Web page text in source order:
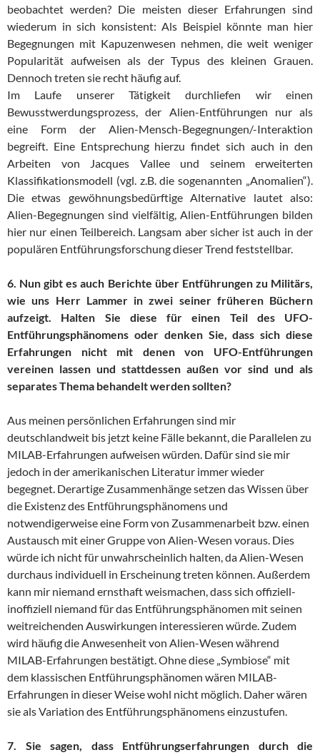
beobachtet werden? Die meisten dieser Erfahrungen sind
wiederum in sich konsistent: Als Beispiel könnte man hier
Begegnungen mit Kapuzenwesen nehmen, die weit weniger
Popularität aufweisen als der Typus des kleinen Grauen.
Dennoch treten sie recht häufig auf.
Im Laufe unserer Tätigkeit durchliefen wir einen
Bewusstwerdungsprozess, der Alien-Entführungen nur als
eine Form der Alien-Mensch-Begegnungen/-Interaktion
begreift. Eine Entsprechung hierzu findet sich auch in den
Arbeiten von Jacques Vallee und seinem erweiterten
Klassifikationsmodell (vgl. z.B. die sogenannten „Anomalien“).
Die etwas gewöhnungsbedürftige Alternative lautet also:
Alien-Begegnungen sind vielfältig, Alien-Entführungen bilden
hier nur einen Teilbereich. Langsam aber sicher ist auch in der
populären Entführungsforschung dieser Trend feststellbar.
6. Nun gibt es auch Berichte über Entführungen zu Militärs,
wie uns Herr Lammer in zwei seiner früheren Büchern
aufzeigt. Halten Sie diese für einen Teil des UFO-
Entführungsphänomens oder denken Sie, dass sich diese
Erfahrungen nicht mit denen von UFO-Entführungen
vereinen lassen und stattdessen außen vor sind und als
separates Thema behandelt werden sollten?
Aus meinen persönlichen Erfahrungen sind mir
deutschlandweit bis jetzt keine Fälle bekannt, die Parallelen zu
MILAB-Erfahrungen aufweisen würden. Dafür sind sie mir
jedoch in der amerikanischen Literatur immer wieder
begegnet. Derartige Zusammenhänge setzen das Wissen über
die Existenz des Entführungsphänomens und
notwendigerweise eine Form von Zusammenarbeit bzw. einen
Austausch mit einer Gruppe von Alien-Wesen voraus. Dies
würde ich nicht für unwahrscheinlich halten, da Alien-Wesen
durchaus individuell in Erscheinung treten können. Außerdem
kann mir niemand ernsthaft weismachen, dass sich offiziell-
inoffiziell niemand für das Entführungsphänomen mit seinen
weitreichenden Auswirkungen interessieren würde. Zudem
wird häufig die Anwesenheit von Alien-Wesen während
MILAB-Erfahrungen bestätigt. Ohne diese „Symbiose“ mit
dem klassischen Entführungsphänomen wären MILAB-
Erfahrungen in dieser Weise wohl nicht möglich. Daher wären
sie als Variation des Entführungsphänomens einzustufen.
7. Sie sagen, dass Entführungserfahrungen durch die